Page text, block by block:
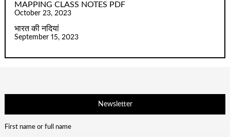
MAPPING CLASS NOTES PDF
October 23, 2023
भारत की नदियां
September 15, 2023
Newsletter
First name or full name